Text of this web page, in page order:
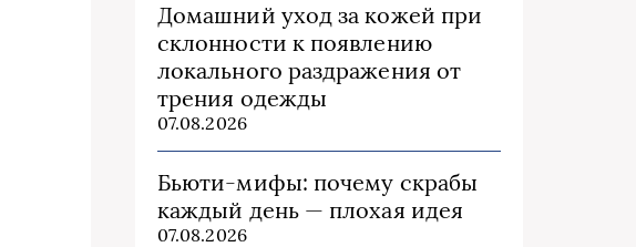
Домашний уход за кожей при
склонности к появлению
локального раздражения от
трения одежды
07.08.2026
Бьюти‑мифы: почему скрабы
каждый день — плохая идея
07.08.2026